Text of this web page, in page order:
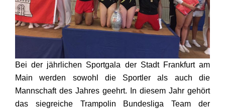
Bei der jährlichen Sportgala der Stadt Frankfurt am
Main werden sowohl die Sportler als auch die
Mannschaft des Jahres geehrt. In diesem Jahr gehört
das siegreiche Trampolin Bundesliga Team der